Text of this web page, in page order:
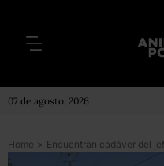
07 de agosto, 2026
Home >